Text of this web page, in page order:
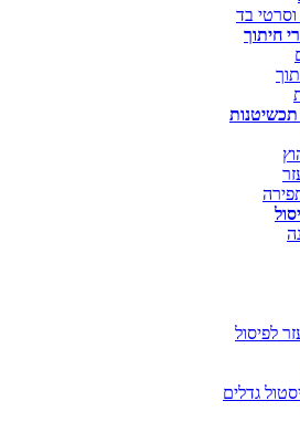
וסרטי בד
חיתוך
תכשיטנות
לפיסול
גדלים